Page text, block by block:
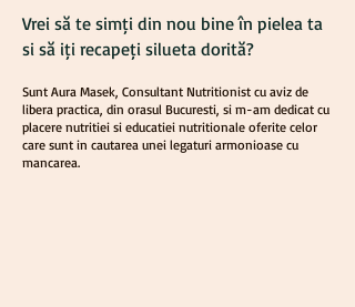
Vrei să te simți din nou bine în pielea ta
și să iți recapeți silueta dorită?
Sunt Aura Masek, Consultant Nutritionist cu aviz de
libera practica, din orasul Bucuresti, si m-am dedicat cu
placere nutritiei si educatiei nutritionale oferite celor
care sunt in cautarea unei legaturi armonioase cu
mancarea.